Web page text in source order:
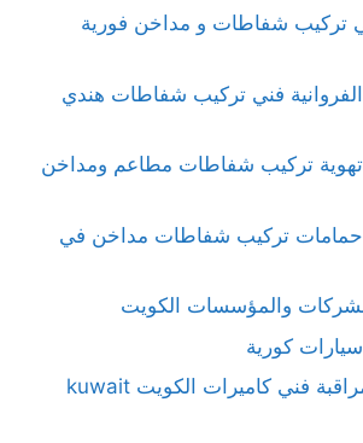
تركيب شفاطات و مداخن فورية
فني تركيب شفاطات هندي
تركيب شفاطات مطاعم ومداخن
تركيب شفاطات مداخن في
والمؤسسات الكويت
كورية
تركيب كاميرات مراقبة فني كاميرات الكويت kuwait